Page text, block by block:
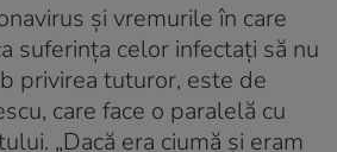
și vremurile în care
suferința celor infectați să nu
privirea tuturor, este de
care face o paralelă cu
„Dacă era ciumă și eram